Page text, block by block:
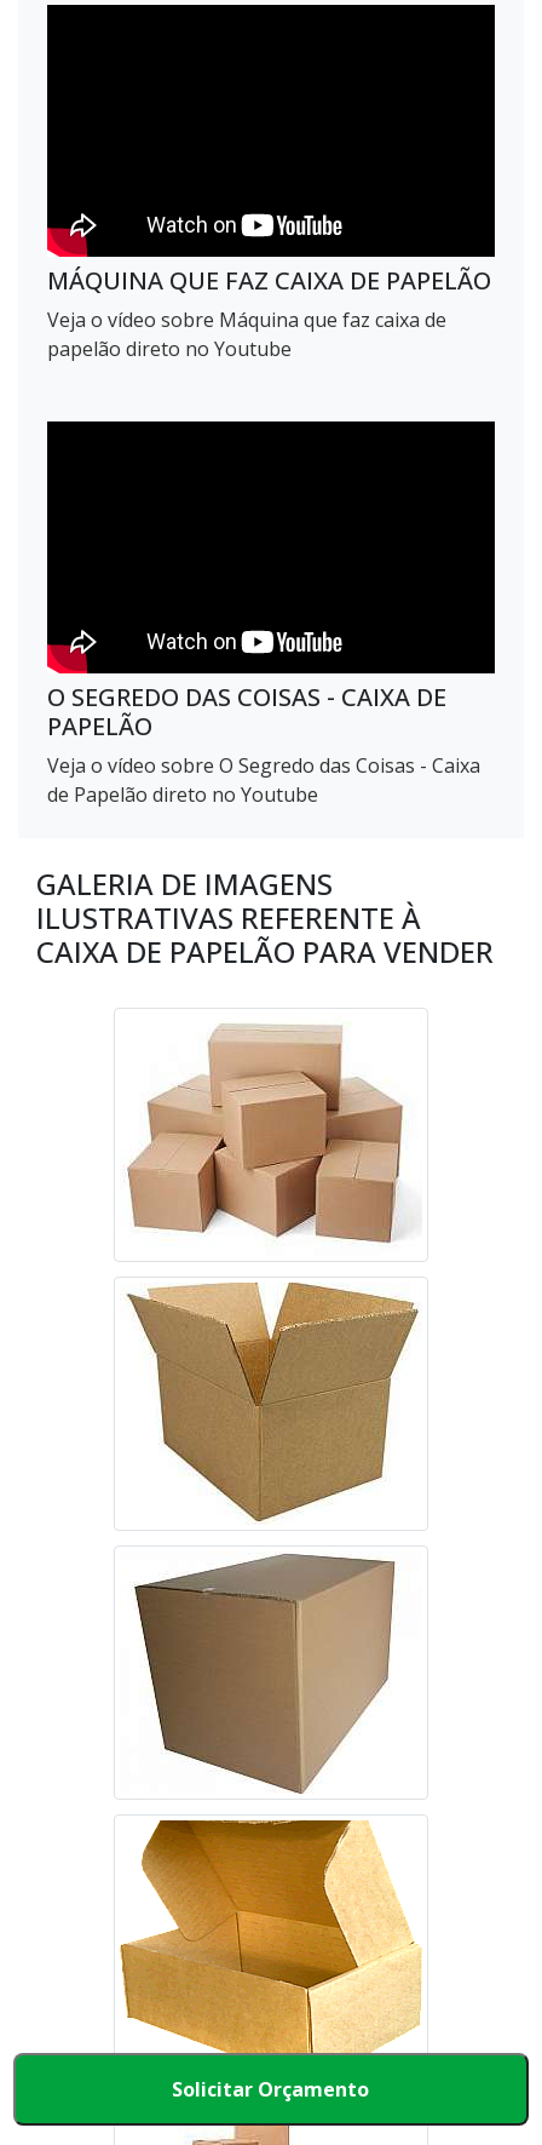
Solicitar Orçamento
MÁQUINA QUE FAZ CAIXA DE PAPELÃO
Veja o vídeo sobre Máquina que faz caixa de
papelão direto no Youtube
O SEGREDO DAS COISAS - CAIXA DE
PAPELÃO
Veja o vídeo sobre O Segredo das Coisas - Caixa
de Papelão direto no Youtube
GALERIA DE IMAGENS
ILUSTRATIVAS REFERENTE À
CAIXA DE PAPELÃO PARA VENDER